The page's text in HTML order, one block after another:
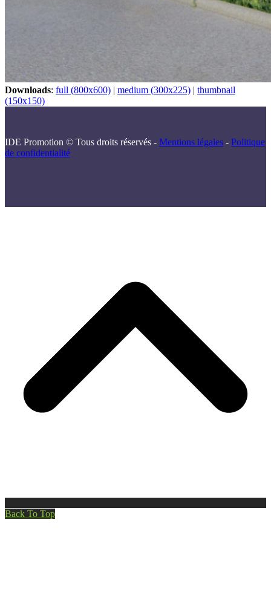
Downloads: full (800x600) | medium (300x225) | thumbnail
(150x150)
IDE Promotion © Tous droits réservés - Mentions légales - Politique
de confidentialité
Back To Top